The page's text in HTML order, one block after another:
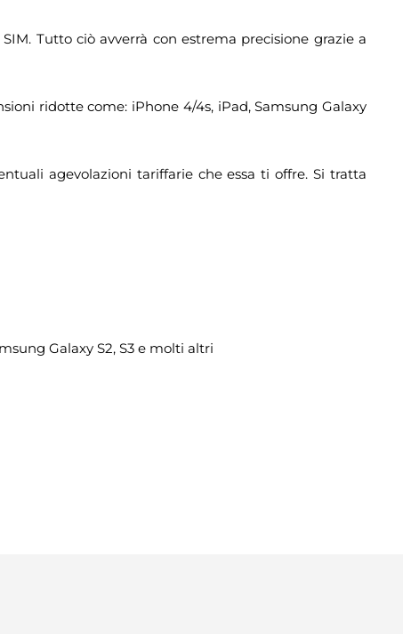
Tutto ciò avverrà con estrema precisione grazie a
ridotte come: iPhone 4/4s, iPad, Samsung Galaxy
agevolazioni tariffarie che essa ti offre. Si tratta
Galaxy S2, S3 e molti altri